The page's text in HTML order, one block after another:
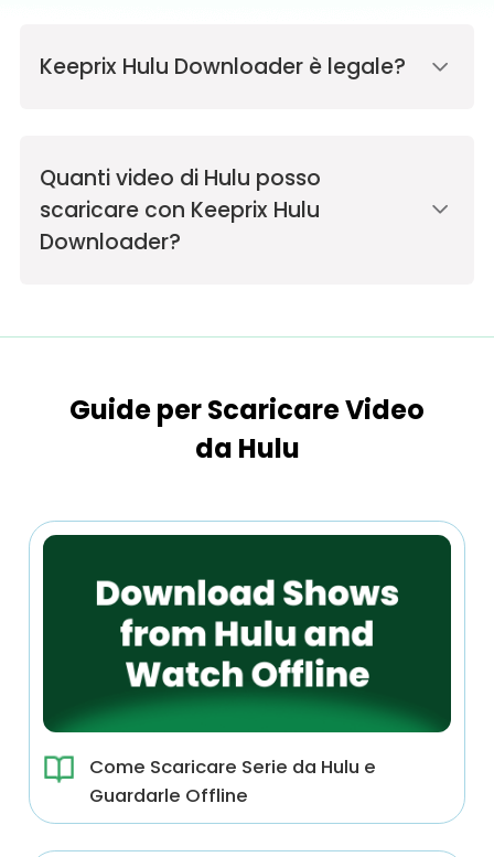
Keeprix Hulu Downloader è legale?
Quanti video di Hulu posso
scaricare con Keeprix Hulu
Downloader?
Guide per Scaricare Video
da Hulu
Come Scaricare Serie da Hulu e
Guardarle Offline